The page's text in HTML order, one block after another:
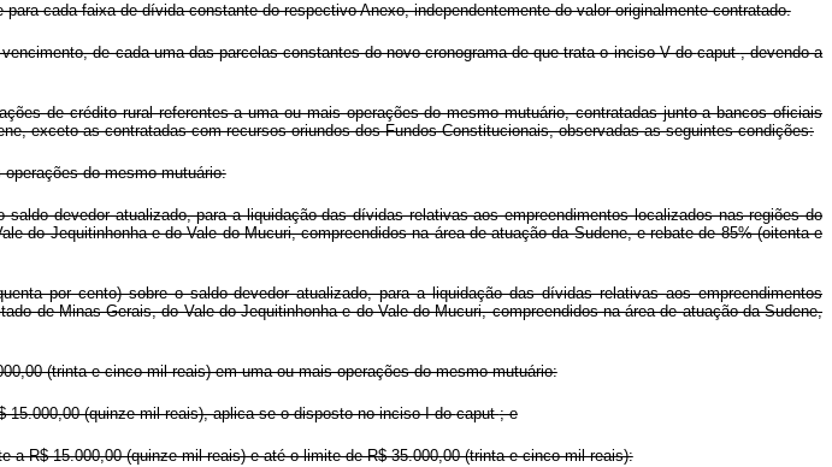
para cada faixa de dívida constante do respectivo Anexo, independentemente do valor originalmente contratado.
de cada uma das parcelas constantes do novo cronograma de que trata o inciso V docaput, devendo a
de crédito rural referentes a uma ou mais operações do mesmo mutuário, contratadas junto a bancos oficiais
exceto as contratadas com recursos oriundos dos Fundos Constitucionais, observadas as seguintes condições:
do mesmo mutuário:
devedor atualizado, para a liquidação das dívidas relativas aos empreendimentos localizados nas regiões do
do Jequitinhonha e do Vale do Mucuri, compreendidos na área de atuação da Sudene, e rebate de 85% (oitenta e
por cento) sobre o saldo devedor atualizado, para a liquidação das dívidas relativas aos empreendimentos
de Minas Gerais, do Vale do Jequitinhonha e do Vale do Mucuri, compreendidos na área de atuação da Sudene,
(trinta e cinco mil reais) em uma ou mais operações do mesmo mutuário:
15.000,00 (quinze mil reais), aplica-se o disposto no inciso I docaput; e
a R$ 15.000,00 (quinze mil reais) e até o limite de R$ 35.000,00 (trinta e cinco mil reais):